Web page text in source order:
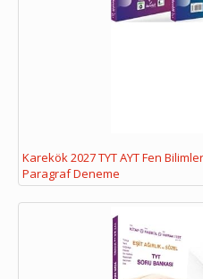
Karekök 2027 TYT AYT Fen
Paragraf Deneme